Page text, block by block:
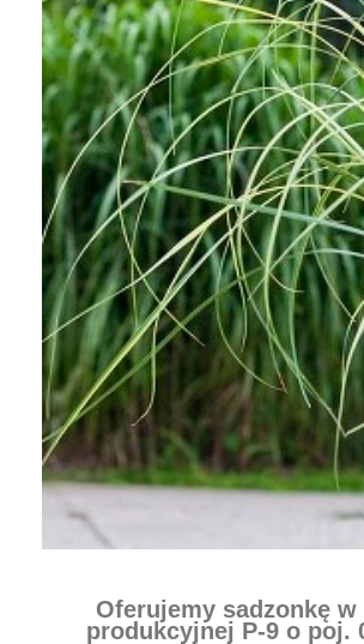
Oferujemy sadzonkę
produkcyjnej P-9o poj.